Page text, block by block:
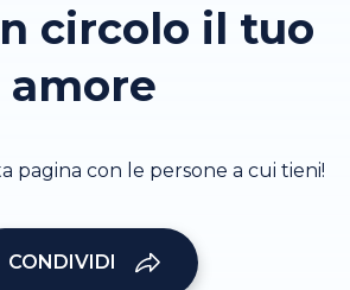
circolo il tuo
amore
pagina con le persone a cui tieni!
CONDIVIDI